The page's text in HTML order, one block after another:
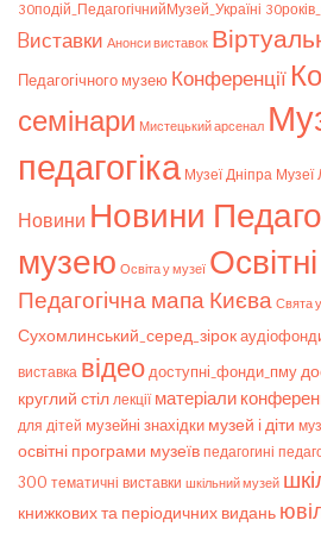
30подій_ПедагогічнийМузей_Україні
Bиставки Анонси виставок
Педагогічного музею Конференції
семінари Мистецький арсенал
педагогіка Музеї Дніпра Музеї
Новини Новини
музею Освіта у музеї
Педагогічна мапа Києва Свята
Сухомлинський_серед_зірок
виставка відеодоступні_фонди_пму
круглий стіл лекції матеріали
для дітей музейні знахідки музей і діти
освітні програми музеїв педагогині
300 тематичні виставки шкільний музей
книжкових та періодичних видань